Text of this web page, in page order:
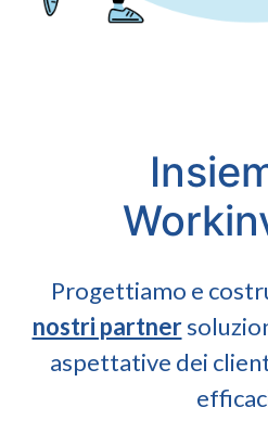
Progettiamo e
nostri partner
aspettative dei